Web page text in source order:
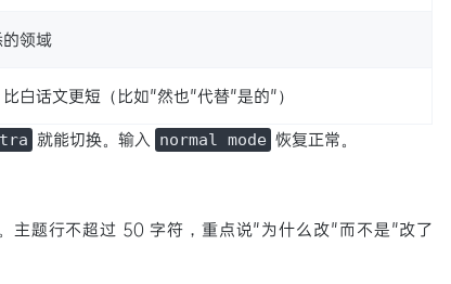
领域
白话文更短（比如"然也"代替"是的"）
就能切换。输入 normal mode 恢复正常。
主题行不超过 50 字符，重点说"为什么改"而不是"改了